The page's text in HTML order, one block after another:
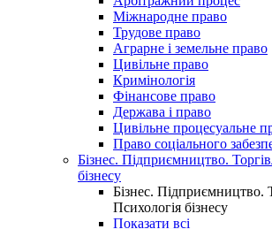
Міжнародне право
Трудове право
Аграрне і земельне право
Цивільне право
Кримінологія
Фінансове право
Держава і право
Цивільне процесуальне
Право соціального
Бізнес. Підприємництво.
бізнесу
Бізнес. Підприємництво.
Психологія бізнесу
Показати всі